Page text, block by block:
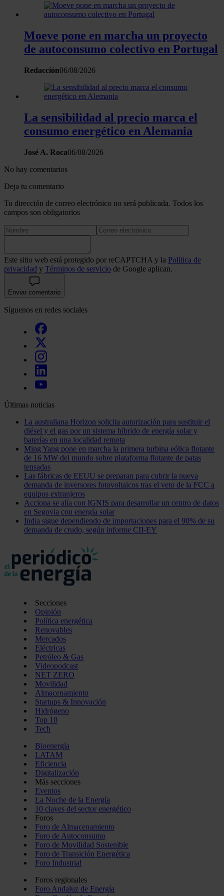
Las cookies de este sitio web se usan para personalizar
sociales y analizar el tráfico. Además, compartimos
información sobre el uso que haga del sitio web con
web, quienes pueden combinarla con otra información
que les haya proporcionado o que hayan recopilado a
partir del uso que haya hecho de sus servicios.
Moeve pone en marcha un proyecto
de autoconsumo colectivo en Portugal
Redacción06/08/2026
La sensibilidad al precio marca el
consumo energético en Alemania
José A. Roca06/08/2026
No hay comentarios
Deja tu comentario
Tu dirección de correo electrónico no será publicada. Todos los
campos son obligatorios
Este sitio web está protegido por reCAPTCHA y la Política de
privacidad y Términos de servicio de Google aplican.
Enviar comentario
Síguenos en redes sociales
Últimas noticias
La australiana Horizon solicita autorización para sustituir el
diésel y el gas por un sistema híbrido de energía solar y
baterías en una localidad remota
Ming Yang pone en marcha la primera turbina eólica flotante
de 16 MW del mundo sobre plataforma flotante de patas
tensadas
Las fábricas de EEUU se preparan para cubrir la nueva
demanda de inversores fotovoltaicos tras el veto de la FCC a
equipos extranjeros
Acciona se alía con IGNIS para desarrollar un centro de datos
en Segovia con energía solar
India sigue dependiendo de importaciones para el 90% de su
demanda de crudo, según informe CII-EY
Secciones
Opinión
Política energética
Renovables
Mercados
Eléctricas
Petróleo & Gas
Videopodcast
NET ZERO
Movilidad
Almacenamiento
Startups & Innovación
Hidrógeno
Top 10
Tech
Bioenergía
LATAM
Eficiencia
Digitalización
Más secciones
Eventos
La Noche de la Energía
10 claves del sector energético
Foros
Foro de Almacenamiento
Foro de Autoconsumo
Foro de Movilidad Sostenible
Foro de Transición Energética
Foro Industrial
Foros regionales
Foro Andaluz de Energía